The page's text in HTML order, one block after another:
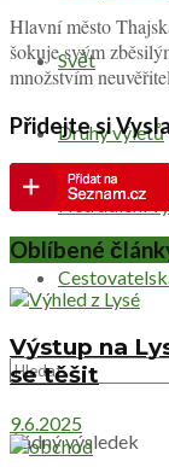
Svět
Druhy výletů
Netradiční
Žádný výsledek
Hlavní město
šokuje svým
množstvím
Přidejte si
Oblíbené
Výstup na
se těšit
9.6.2025